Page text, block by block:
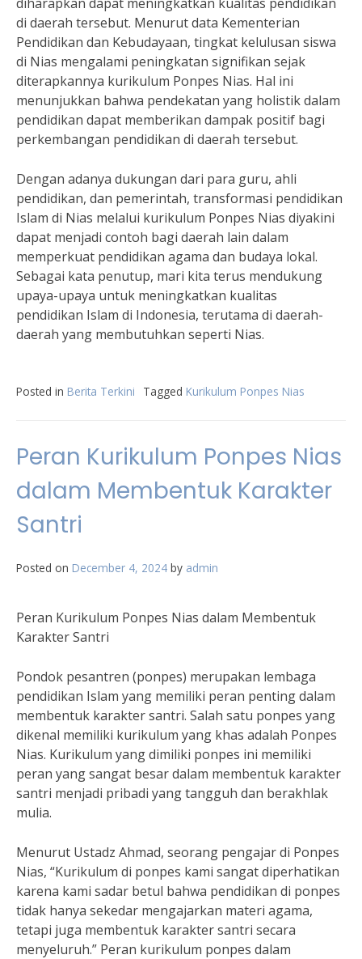
di daerah tersebut. Menurut data Kementerian
Pendidikan dan Kebudayaan, tingkat kelulusan siswa
di Nias mengalami peningkatan signifikan sejak
diterapkannya kurikulum Ponpes Nias. Hal ini
menunjukkan bahwa pendekatan yang holistik dalam
pendidikan dapat memberikan dampak positif bagi
perkembangan pendidikan di daerah tersebut.
Dengan adanya dukungan dari para guru, ahli
pendidikan, dan pemerintah, transformasi pendidikan
Islam di Nias melalui kurikulum Ponpes Nias diyakini
dapat menjadi contoh bagi daerah lain dalam
memperkuat pendidikan agama dan budaya lokal.
Sebagai kata penutup, mari kita terus mendukung
upaya-upaya untuk meningkatkan kualitas
pendidikan Islam di Indonesia, terutama di daerah-
daerah yang membutuhkan seperti Nias.
Posted in Berita Terkini Tagged Kurikulum Ponpes Nias
Peran Kurikulum Ponpes Nias
dalam Membentuk Karakter
Santri
Posted on December 4, 2024 by admin
Peran Kurikulum Ponpes Nias dalam Membentuk
Karakter Santri
Pondok pesantren (ponpes) merupakan lembaga
pendidikan Islam yang memiliki peran penting dalam
membentuk karakter santri. Salah satu ponpes yang
dikenal memiliki kurikulum yang khas adalah Ponpes
Nias. Kurikulum yang dimiliki ponpes ini memiliki
peran yang sangat besar dalam membentuk karakter
santri menjadi pribadi yang tangguh dan berakhlak
mulia.
Menurut Ustadz Ahmad, seorang pengajar di Ponpes
Nias, “Kurikulum di ponpes kami sangat diperhatikan
karena kami sadar betul bahwa pendidikan di ponpes
tidak hanya sekedar mengajarkan materi agama,
tetapi juga membentuk karakter santri secara
menyeluruh.” Peran kurikulum ponpes dalam